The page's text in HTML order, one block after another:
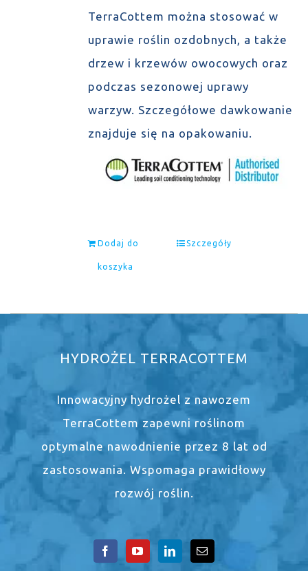
TerraCottem można stosować w
uprawie roślin ozdobnych, a także
drzew i krzewów owocowych oraz
podczas sezonowej uprawy
warzyw. Szczegółowe dawkowanie
znajduje się na opakowaniu.
Dodaj do
koszyka
Szczegóły
HYDROŻEL TERRACOTTEM
Innowacyjny hydrożel z nawozem
TerraCottem zapewni roślinom
optymalne nawodnienie przez 8 lat od
zastosowania. Wspomaga prawidłowy
rozwój roślin.